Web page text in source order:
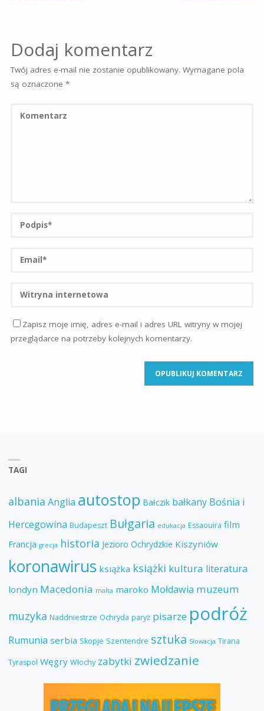
Dodaj komentarz
Twój adres e-mail nie zostanie opublikowany. Wymagane pola
są oznaczone *
Zapisz moje imię, adres e-mail i adres URL witryny w mojej
przeglądarce na potrzeby kolejnych komentarzy.
TAGI
albania Anglia autostop Bałczik bałkany Bośnia i
Hercegowina Budapeszt Bułgaria edukacja Essaouira film
Francja grecja historia Jezioro Ochrydzkie Kiszyniów
koronawirus książka książki kultura literatura
londyn Macedonia malta maroko Mołdawia muzeum
muzyka Naddniestrze Ochryda paryż pisarze podróż
Rumunia serbia Skopje Szentendre sztuka Słowacja Tirana
Tyraspol Węgry Włochy zabytki zwiedzanie